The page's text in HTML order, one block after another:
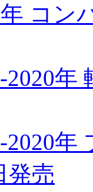
コン
年
2020
発売